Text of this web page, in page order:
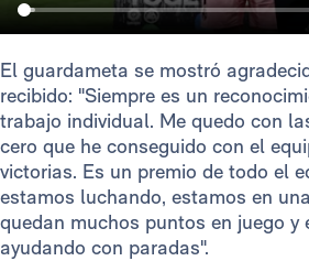
El guardameta se mostró
recibido: "Siempre es un
trabajo individual. Me quedo con
cero que he conseguido con el
victorias. Es un premio de todo el
estamos luchando, estamos en
quedan muchos puntos en juego y
ayudando con paradas".